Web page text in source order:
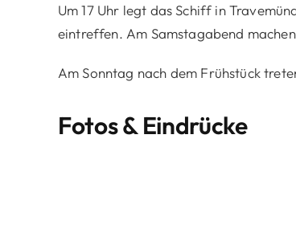
Um 17 Uhr legt das Schiff in
eintreffen. Am Samstagabend
Am Sonntag nach dem Frühstück
Fotos & Eindrücke